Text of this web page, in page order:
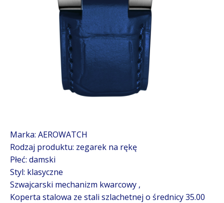
Marka: AEROWATCH
Rodzaj produktu: zegarek na rękę
Płeć: damski
Styl: klasyczne
Szwajcarski mechanizm kwarcowy ,
Koperta stalowa ze stali szlachetnej o średnicy 35.00